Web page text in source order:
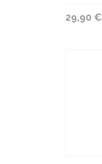
29,90 €